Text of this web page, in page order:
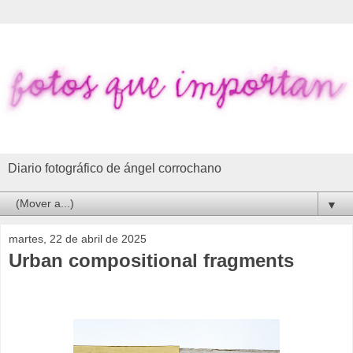
Diario fotográfico de ángel corrochano
▼
martes, 22 de abril de 2025
Urban compositional fragments